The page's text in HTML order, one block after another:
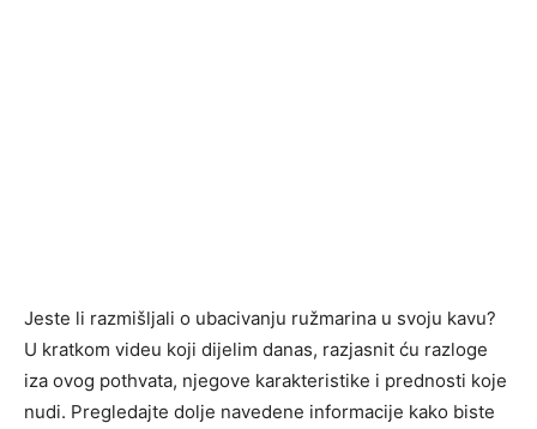
Jeste li razmišljali o ubacivanju ružmarina u svoju kavu?
U kratkom videu koji dijelim danas, razjasnit ću razloge
iza ovog pothvata, njegove karakteristike i prednosti koje
nudi. Pregledajte dolje navedene informacije kako biste